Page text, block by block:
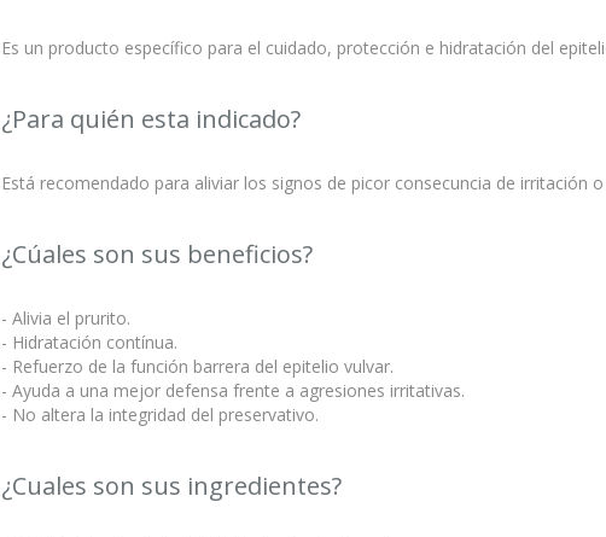
Es un producto específico para el cuidado, protección e hidratación del
¿Para quién esta indicado?
Está recomendado para aliviar los signos de picor consecuncia de irritación
¿Cúales son sus beneficios?
- Alivia el prurito.
- Hidratación contínua.
- Refuerzo de la función barrera del epitelio vulvar.
- Ayuda a una mejor defensa frente a agresiones irritativas.
- No altera la integridad del preservativo.
¿Cuales son sus ingredientes?